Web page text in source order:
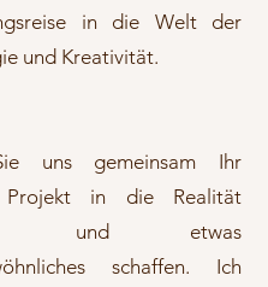
in die Welt der
und Kreativität.
uns gemeinsam Ihr
Projekt in die Realität
und etwas
schaffen. Ich